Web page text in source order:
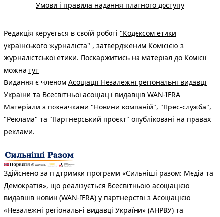
Умови і правила надання платного доступу
Редакція керується в своїй роботі "Кодексом етики
українського журналіста" , затвердженим Комісією з
журналістської етики. Поскаржитись на матеріал до Комісії
можна тут
Видання є членом Асоціації Незалежні регіональні видавці
України та Всесвітньої асоціації видавців WAN-IFRA
Матеріали з позначками "Новини компаній", "Прес-служба",
"Реклама" та "Партнерський проєкт" опубліковані на правах
реклами.
Здійснено за підтримки програми «Сильніші разом: Медіа та
Демократія», що реалізується Всесвітньою асоціацією
видавців новин (WAN-IFRA) у партнерстві з Асоціацією
«Незалежні регіональні видавці України» (АНРВУ) та